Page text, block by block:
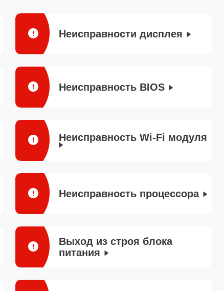
Неисправности дисплея
Неисправность BIOS
Неисправность Wi-Fi модуля
Неисправность процессора
Выход из строя блока
питания